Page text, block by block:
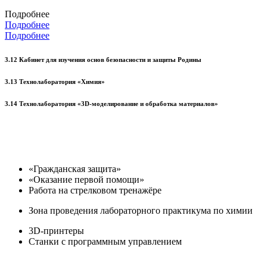
Подробнее
Подробнее
Подробнее
3.12 Кабинет для изучения основ безопасности и защиты Родины
3.13 Технолаборатория «Химия»
3.14 Технолаборатория «3D-моделирование и обработка материалов»
«Гражданская защита»
«Оказание первой помощи»
Работа на стрелковом тренажёре
Зона проведения лабораторного практикума по химии
3D-принтеры
Станки с программным управлением